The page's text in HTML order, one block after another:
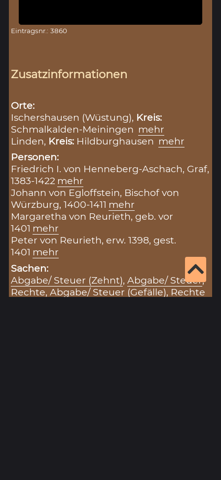
Eintragsnr.: 3860
Zusatzinformationen
Orte:
Ischershausen (Wüstung), Kreis:
Schmalkalden-Meiningen mehr
Linden, Kreis: Hildburghausen mehr
Personen:
Friedrich I. von Henneberg-Aschach, Graf,
1383-1422 mehr
Johann von Egloffstein, Bischof von
Würzburg, 1400-1411 mehr
Margaretha von Reurieth, geb. vor
1401 mehr
Peter von Reurieth, erw. 1398, gest.
1401 mehr
Sachen:
Abgabe/ Steuer (Zehnt),Abgabe/ Steuer,
Rechte,Abgabe/ Steuer (Gefälle), Rechte